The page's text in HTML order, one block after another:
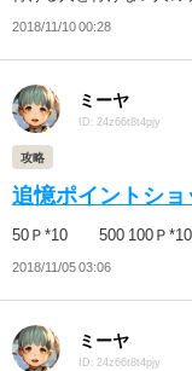
2018/11/10 00:28
ミーヤ
ID: 24z66t8t4pjy
攻略
追憶ポイントシ
50Ｐ*10 500 100Ｐ*10
2018/11/05 03:06
ミーヤ
ID: 24z66t8t4pjy